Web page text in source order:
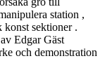
station ,
konst sektioner .
Edgar Gäst
och demonstration